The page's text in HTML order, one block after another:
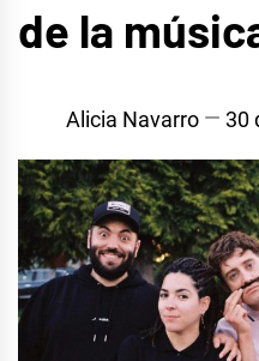
de la
Alicia Navarro 30